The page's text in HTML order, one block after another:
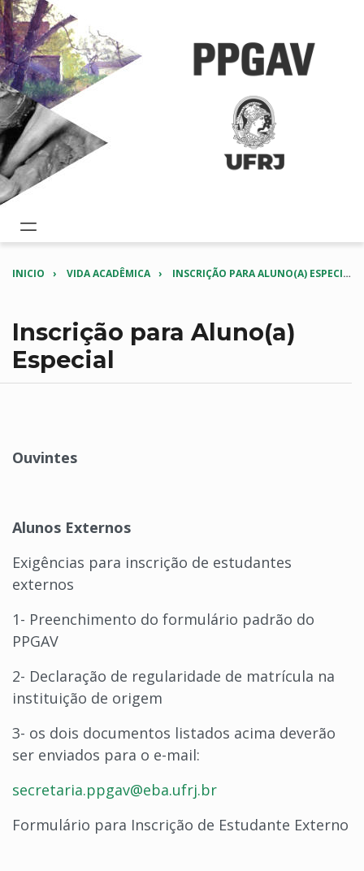
INICIO VIDA ACADÊMICA INSCRIÇÃO PARA ALUNO(A) ESPECIAL
Inscrição para Aluno(a)
Especial
Ouvintes
Alunos Externos
Exigências para inscrição de estudantes
externos
1- Preenchimento do formulário padrão do
PPGAV
2- Declaração de regularidade de matrícula na
instituição de origem
3- os dois documentos listados acima deverão
ser enviados para o e-mail:
secretaria.ppgav@eba.ufrj.br
Formulário para Inscrição de Estudante Externo